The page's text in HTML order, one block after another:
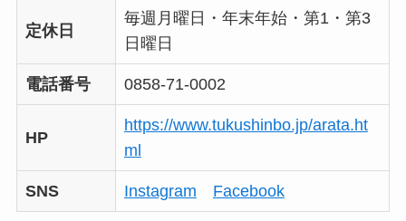
定休日
毎週月曜日・年末年始・第1・第3
日曜日
電話番号 0858-71-0002
HP
https://www.tukushinbo.jp/arata.ht
ml
SNS Instagram Facebook